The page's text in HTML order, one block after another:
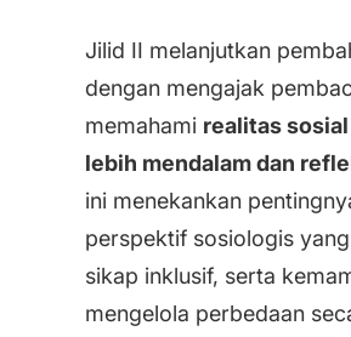
Jilid II melanjutkan
dengan mengajak
memahami realitas
lebih mendalam dan
ini menekankan
perspektif sosiologis
sikap inklusif, serta
mengelola perbedaan